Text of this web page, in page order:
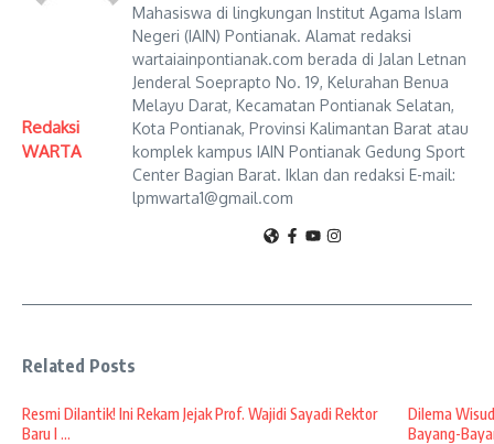
Redaksi
WARTA
Mahasiswa di lingkungan Institut Agama Islam
Negeri (IAIN) Pontianak. Alamat redaksi
wartaiainpontianak.com berada di Jalan Letnan
Jenderal Soeprapto No. 19, Kelurahan Benua
Melayu Darat, Kecamatan Pontianak Selatan,
Kota Pontianak, Provinsi Kalimantan Barat atau
komplek kampus IAIN Pontianak Gedung Sport
Center Bagian Barat. Iklan dan redaksi E-mail:
lpmwarta1@gmail.com
Related Posts
Resmi Dilantik! Ini Rekam Jejak Prof. Wajidi Sayadi Rektor
Baru I ...
Dilema
Bayang-